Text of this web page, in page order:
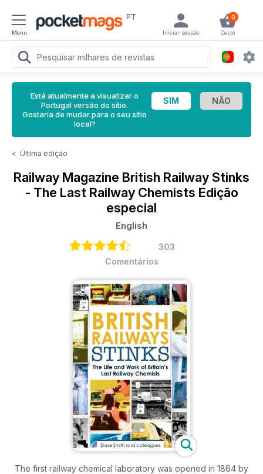
Menu
PT 0
Cesto
Iniciar sessão
Está atualmente a visualizar o
Portugal versão do sítio.
Gostaria de mudar para o seu sítio
local?
< Última edição
Railway Magazine British Railway Stinks
- The Last Railway Chemists Edição
especial
English
303
Comentários
The first railway chemical laboratory was opened in 1864 by